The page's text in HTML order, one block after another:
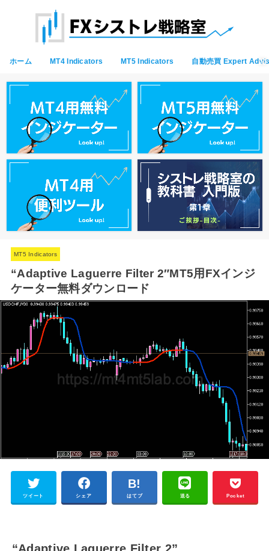
ホーム MT4 Indicators MT5 Indicators 自動売買 Expert
MT5 Indicators
“Adaptive Laguerre Filter 2″MT5用FXインジ
ケーター無料ダウンロード
ツイート シェア はてブ 送る Pocket
“Adaptive Laguerre Filter 2”